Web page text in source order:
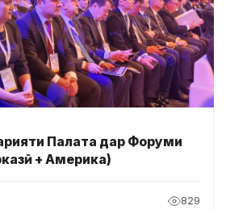
Палата дар Форуми
+ Америка)
829